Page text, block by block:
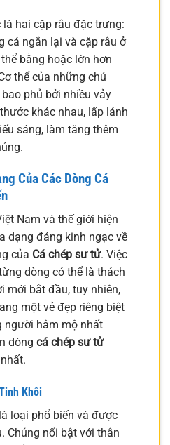
hai cặp râu đặc trưng:
cá ngắn lại và cặp râu ở
bằng hoặc lớn hơn
thể của những chú
phủ bởi nhiều vảy
khác nhau, lấp lánh
sáng, làm tăng thêm
Của Các Dòng Cá
Nam và thế giới hiện
dạng đáng kinh ngạc về
của Cá chép sư tử. Việc
dòng có thể là thách
mới bắt đầu, tuy nhiên,
một vẻ đẹp riêng biệt
người hâm mộ nhất
dòng cá chép sư tử
Khôi
là loại phổ biến và được
Chúng nổi bật với thân